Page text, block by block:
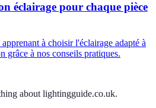
éclairage pour chaque pièce
à choisir l'éclairage adapté à
grâce à nos conseils pratiques.
about lightingguide.co.uk.